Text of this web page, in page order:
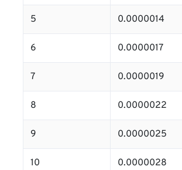
5 0.0000014
6 0.0000017
7 0.0000019
8 0.0000022
9 0.0000025
10 0.0000028